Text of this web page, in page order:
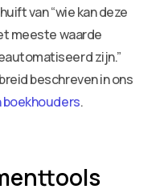
van “wie kan deze
meeste waarde
zijn.”
beschreven in ons
boekhouders.